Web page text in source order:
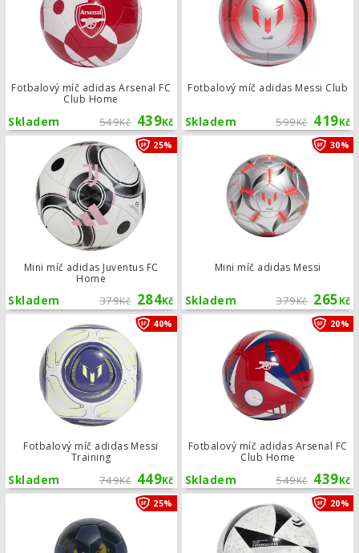
Fotbalový míč adidas Arsenal FC
Club Home
549Kč 439Kč
Skladem
Fotbalový míč adidas Messi Club
599Kč 419Kč
Skladem
Mini míč adidas Juventus FC
Home
379Kč 284Kč
Skladem
25% Mini míč adidas Juventus FC Home
Mini míč adidas Messi
379Kč 265Kč
Skladem
30%
Fotbalový míč adidas Messi
Training
749Kč 449Kč
Skladem
40% Fotbalový míč adidas Messi Training
Fotbalový míč adidas Arsenal FC
Club Home
549Kč 439Kč
Skladem
20%
25% Mini míč adidas Juventus FC 3RD20%